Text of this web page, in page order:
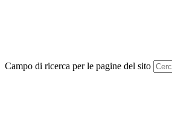
Campo di ricerca per le pagine del sito